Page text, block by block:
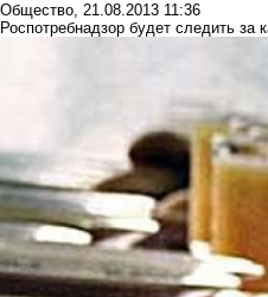
Общество, 21.08.2013 11:36
Роспотребнадзор будет следить за